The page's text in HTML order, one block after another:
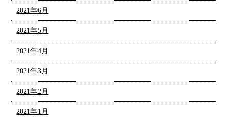
2021年6月
2021年5月
2021年4月
2021年3月
2021年2月
2021年1月